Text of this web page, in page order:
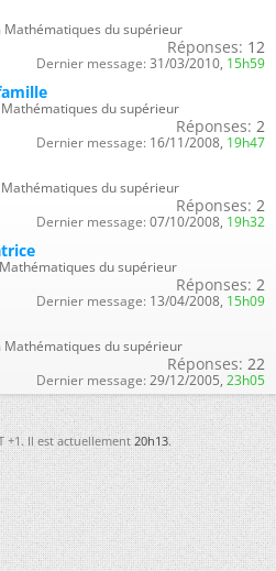
du supérieur
Réponses: 12
Dernier message: 31/03/2010, 15h59
du supérieur
Réponses: 2
Dernier message: 16/11/2008, 19h47
du supérieur
Réponses: 2
Dernier message: 07/10/2008, 19h32
du supérieur
Réponses: 2
Dernier message: 13/04/2008, 15h09
du supérieur
Réponses: 22
Dernier message: 29/12/2005, 23h05
+1. Il est actuellement20h13.